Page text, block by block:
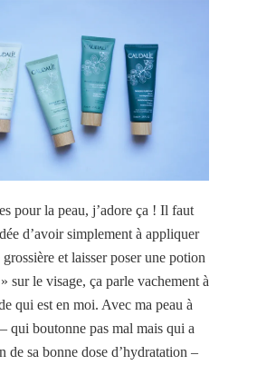
pour la peau, j’adore ça ! Il faut
d’avoir simplement à appliquer
et laisser poser une potion
sur le visage, ça parle vachement à
qui est en moi. Avec ma peau à
qui boutonne pas mal mais qui a
de sa bonne dose d’hydratation –